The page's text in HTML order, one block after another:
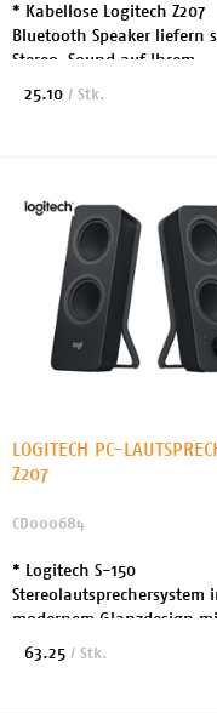
* Kabellose Logitech Z207
Bluetooth Speaker liefern
Stereo-Sound auf Ihrem
Schreibtisch * Produkttyp:
25.10 / Stk.
LOGITECH PC-
Z207
CD000684
* Logitech S-150
Stereolautsprechersystem
modernem Glanzdesign
praktischen Multimedia
63.25 / Stk.